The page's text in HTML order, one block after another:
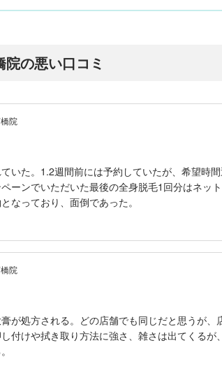
の悪い口コミ
院
いた。1.2週間前には予約していたが、希望時
ーンでいただいた最後の全身脱毛1回分はネッ
なっており、面倒であった。
院
が処方される。どの店舗でも同じだと思うが、
付けや拭き取り方法に強さ、雑さは出てくるが